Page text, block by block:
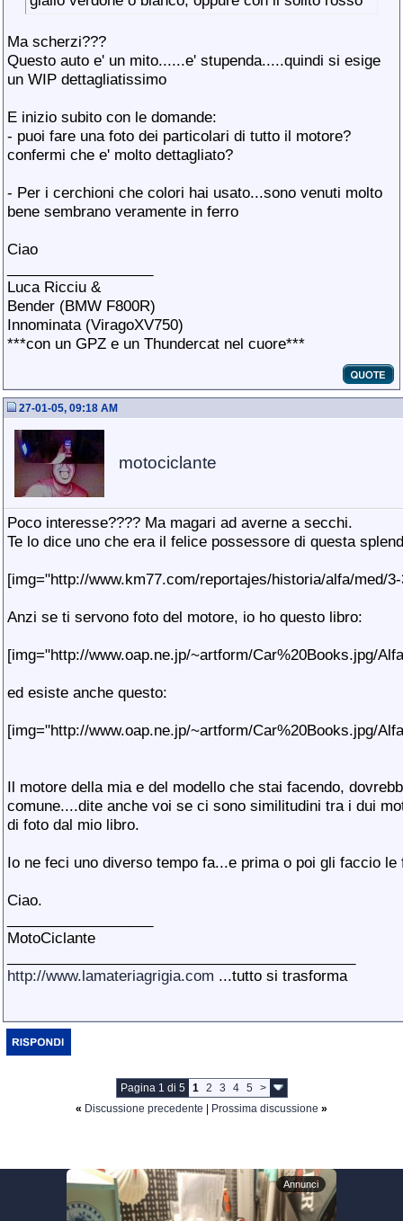
Ma scherzi???
Questo auto e' un mito......e' stupenda.....quindi si esige
un WIP dettagliatissimo
E inizio subito con le domande:
- puoi fare una foto dei particolari di tutto il motore?
confermi che e' molto dettagliato?
- Per i cerchioni che colori hai usato...sono venuti molto
bene sembrano veramente in ferro
Ciao
Luca Ricciu &
Bender (BMW F800R)
Innominata (ViragoXV750)
***con un GPZ e un Thundercat nel cuore***
27-01-05, 09:18 AM
motociclante
Poco interesse???? Ma magari ad averne a secchi.
Te lo dice uno che era il felice possessore di questa
[img="http://www.km77.com/reportajes/historia/alfa/med/
Anzi se ti servono foto del motore, io ho questo libro:
[img="http://www.oap.ne.jp/~artform/Car%20Books.jpg/
ed esiste anche questo:
[img="http://www.oap.ne.jp/~artform/Car%20Books.jpg/
Il motore della mia e del modello che stai facendo,
comune....dite anche voi se ci sono similitudini tra i dui
di foto dal mio libro.
Io ne feci uno diverso tempo fa...e prima o poi gli faccio le
Ciao.
MotoCiclante
http://www.lamateriagrigia.com ...tutto si trasforma
Pagina 1 di 5 1 2 3 4 5
>
« Discussione precedente Prossima discussione »